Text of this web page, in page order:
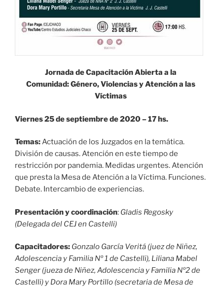
Jornada de Capacitación Abierta a la
Comunidad: Género, Violencias y Atención a las
Víctimas
Viernes 25 de septiembre de 2020 – 17 hs.
Temas:Actuación de los Juzgados en la temática.
División de causas. Atención en este tiempo de
restricción por pandemia. Medidas urgentes. Atención
que presta la Mesa de Atención a la Víctima. Funciones.
Debate. Intercambio de experiencias.
Presentación y coordinación: Gladis Regosky
(Delegada del CEJ en Castelli)
Capacitadores: Gonzalo García Veritá (juez de Niñez,
Adolescencia y Familia Nº 1 de Castelli), Liliana Mabel
Senger (jueza de Niñez, Adolescencia y Familia Nº2 de
Castelli) y Dora Mary Portillo (secretaria de Mesa de